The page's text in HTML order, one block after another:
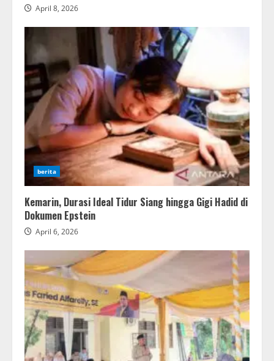
April 8, 2026
berita
Kemarin, Durasi Ideal Tidur Siang hingga Gigi Hadid di
Dokumen Epstein
April 6, 2026